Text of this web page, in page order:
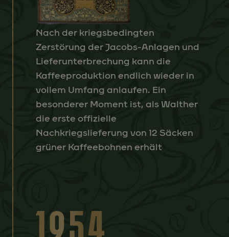
Nach der kriegsbedingten
Zerstörung der Jacobs-Anlagen und
Lieferunterbrechung kann die
Kaffeeproduktion endlich wieder in
vollem Umfang anlaufen. Ein
besonderer Moment ist, als Walther
die erste offizielle
Nachkriegslieferung von 12 Säcken
grüner Kaffeebohnen erhält